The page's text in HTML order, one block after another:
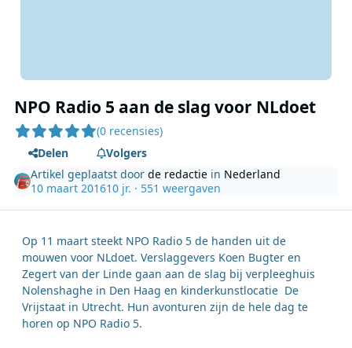
NPO Radio 5 aan de slag voor NLdoet
(0 recensies)
Delen
Volgers
Artikel geplaatst doorde redactie in Nederland
10 maart 201610 jr. · 551 weergaven
Op 11 maart steekt NPO Radio 5 de handen uit de
mouwen voor NLdoet. Verslaggevers Koen Bugter en
Zegert van der Linde gaan aan de slag bij verpleeghuis
Nolenshaghe in Den Haag en kinderkunstlocatie De
Vrijstaat in Utrecht. Hun avonturen zijn de hele dag te
horen op NPO Radio 5.